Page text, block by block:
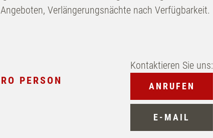
Verlängerungsnächte nach Verfügbarkeit.
PERSON
Kontaktieren Sie uns:
ANRUFEN
E-MAIL